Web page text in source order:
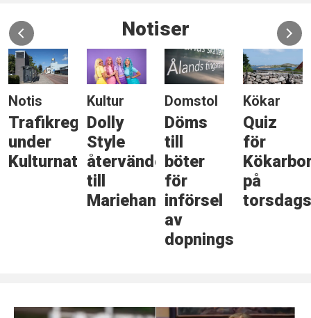
Notiser
Notis
Trafikreglering
under
Kulturnatten
Kultur
Dolly
Style
återvänder
till
Mariehamn
Domstol
Döms
till
böter
för
införsel
av
dopningsmedel
Kökar
Quiz
för
på